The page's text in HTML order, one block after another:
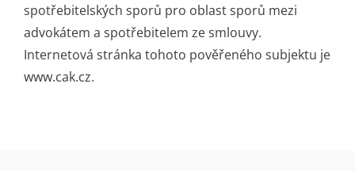
spotřebitelských sporů pro oblast sporů mezi
advokátem a spotřebitelem ze smlouvy.
Internetová stránka tohoto pověřeného subjektu je
www.cak.cz.